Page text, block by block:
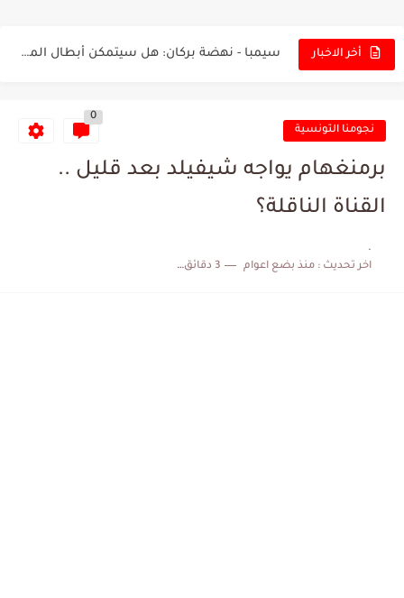
أخر الاخبار سيمبا - نهضة بركان: هل سيتمكن أبطال المغرب من الحفاظ...
البرنامج الكامل لنهائي البطولة بين الاتحاد المنستيري والنادي الإفريقي نجومنا التونسية
0
برمنغهام يواجه شيفيلد بعد قليل ..
القناة الناقلة؟
.
اخر تحديث :منذ بضع اعوام 3 دقائق للقراءة